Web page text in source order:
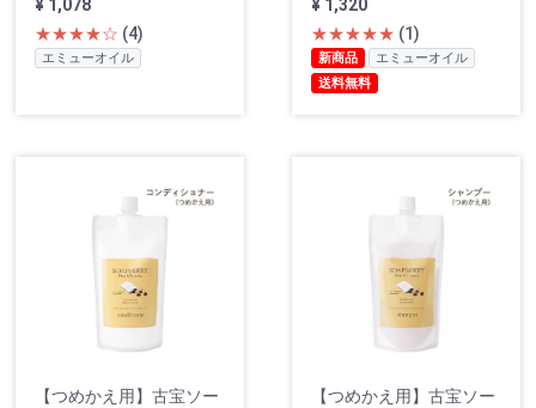
¥ 1,078
★★★★☆ (4)
エミューオイル
¥ 1,320
★★★★★ (1)
新商品
エミューオイル
送料無料
【つめかえ用】古宝ソー
【つめかえ用】古宝ソー